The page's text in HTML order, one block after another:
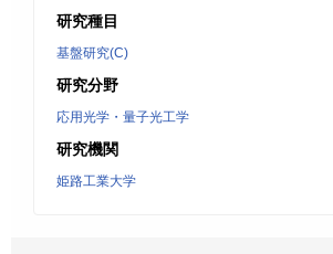
研究種目
基盤研究(C)
研究分野
応用光学・量子光工学
研究機関
姫路工業大学